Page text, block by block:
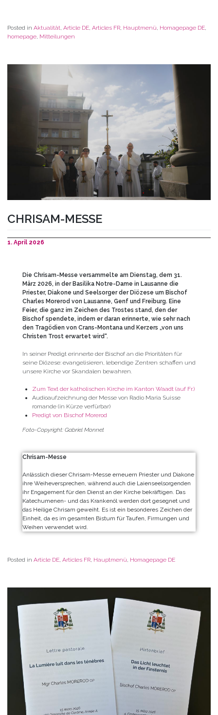
Posted in Aktualität, Article DE, Articles FR, Hauptmenü, Homagepage DE,
homepage, Mitteilungen
CHRISAM-MESSE
1. April 2026
Die Chrisam-Messe versammelte am Dienstag, dem 31.
März 2026, in der Basilika Notre-Dame in Lausanne die
Priester, Diakone und Seelsorger der Diözese um Bischof
Charles Morerod von Lausanne, Genf und Freiburg. Eine
Feier, die ganz im Zeichen des Trostes stand, den der
Bischof spendete, indem er daran erinnerte, wie sehr nach
den Tragödien von Crans-Montana und Kerzers „von uns
Christen Trost erwartet wird“.
In seiner Predigt erinnerte der Bischof an die Prioritäten für
seine Diözese: evangelisieren, lebendige Zentren schaffen und
unsere Kirche vor Skandalen bewahren.
Zum Text der katholischen Kirche im Kanton Waadt (auf Fr.)
Audioaufzeichnung der Messe von Radio Maria Suisse
romande (in Kürze verfürbar)
Predigt von Bischof Morerod
Foto-Copyright: Gabriel Monnet
Chrisam-Messe
Anlässlich dieser Chrisam-Messe erneuern Priester und Diakone
ihre Weiheversprechen, während auch die Laienseelsorgenden
ihr Engagement für den Dienst an der Kirche bekräftigen. Das
Katechumenen- und das Krankenöl werden dort gesegnet und
das Heilige Chrisam geweiht. Es ist ein besonderes Zeichen der
Einheit, da es im gesamten Bistum für Taufen, Firmungen und
Weihen verwendet wird.
Posted in Article DE, Articles FR, Hauptmenü, Homagepage DE